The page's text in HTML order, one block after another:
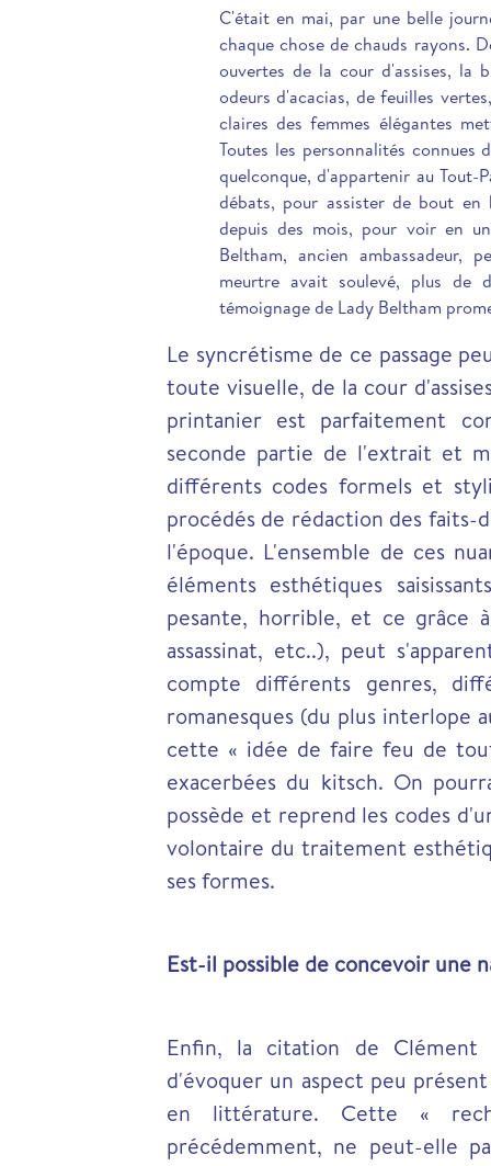
C'était en mai, par une belle
chaque chose de chauds rayons.
ouvertes de la cour d'assises, la
odeurs d'acacias, de feuilles
claires des femmes élégantes
Toutes les personnalités
quelconque, d'appartenir au
débats, pour assister de bout
depuis des mois, pour voir en
Beltham, ancien ambassadeur,
meurtre avait soulevé, plus de
témoignage de Lady Beltham
Le syncrétisme de ce passage
toute visuelle, de la cour
printanier est parfaitement
seconde partie de l'extrait et
différents codes formels et
procédés de rédaction des faits-
l'époque. L'ensemble de ces
éléments esthétiques
pesante, horrible, et ce grâce
assassinat, etc..), peut
compte différents genres,
romanesques (du plus interlope
cette « idée de faire feu de
exacerbées du kitsch. On
possède et reprend les codes
volontaire du traitement
ses formes.
Est-il possible de concevoir une
Enfin, la citation de
d'évoquer un aspect peu
en littérature. Cette «
précédemment, ne peut-elle